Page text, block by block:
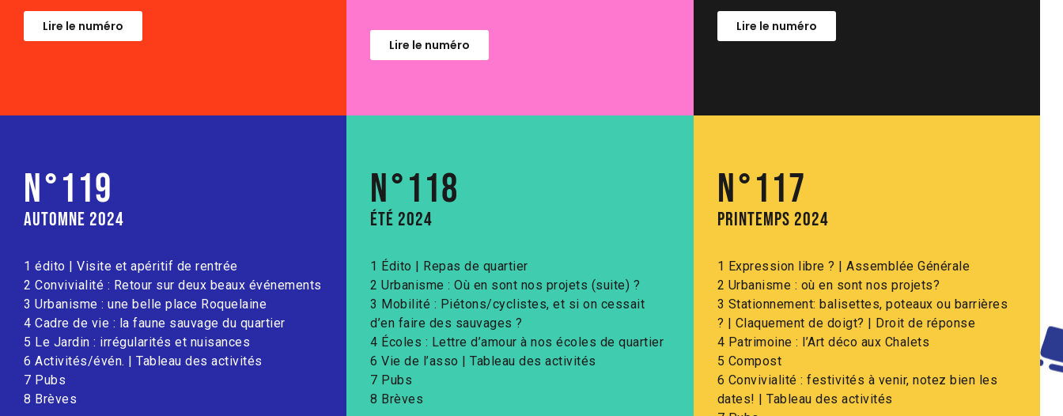
Lire le numéro
Lire le numéro
Lire le numéro
N°119
Automne 2024
1 édito | Visite et apéritif de rentrée
2 Convivialité : Retour sur deux beaux événements
3 Urbanisme : une belle place Roquelaine
4 Cadre de vie : la faune sauvage du quartier
5 Le Jardin : irrégularités et nuisances
6 Activités/évén. | Tableau des activités
7 Pubs
8 Brèves
N°118
été 2024
1 Édito | Repas de quartier
2 Urbanisme : Où en sont nos projets (suite) ?
3 Mobilité : Piétons/cyclistes, et si on cessait
d’en faire des sauvages ?
4 Écoles : Lettre d’amour à nos écoles de quartier
6 Vie de l’asso | Tableau des activités
7 Pubs
8 Brèves
N°117
Printemps 2024
1 Expression libre ? | Assemblée Générale
2 Urbanisme : où en sont nos projets?
3 Stationnement: balisettes, poteaux ou barrières
? | Claquement de doigt? | Droit de réponse
4 Patrimoine : l’Art déco aux Chalets
5 Compost
6 Convivialité : festivités à venir, notez bien les
dates! | Tableau des activités